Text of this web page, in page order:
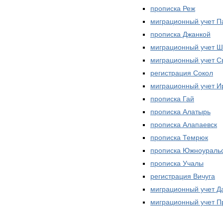
прописка Реж
миграционный учет
прописка Джанкой
миграционный учет
миграционный учет
регистрация Сокол
миграционный учет
прописка Гай
прописка Алатырь
прописка Алапаевск
прописка Темрюк
прописка
прописка Учалы
регистрация Вичуга
миграционный учет
миграционный учет